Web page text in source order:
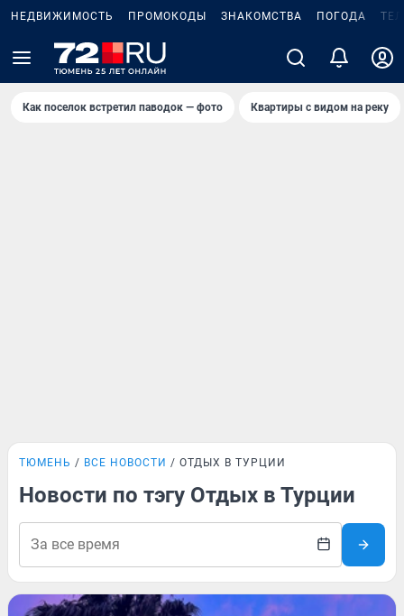
НЕДВИЖИМОСТЬ ПРОМОКОДЫ ЗНАКОМСТВА ПОГОДА
Как поселок встретил паводок — фото Квартиры с видом на реку
ТЮМЕНЬ ВСЕ НОВОСТИ ОТДЫХ В ТУРЦИИ
Новости по тэгу Отдых в Турции